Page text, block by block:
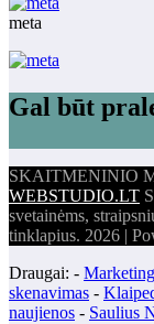
meta
Gal būt
SKAITMENINIO
WEBSTUDIO.LT
svetainėms,
tinklapius. 2026 |
Draugai: -
skenavimas -
naujienos - Saulius